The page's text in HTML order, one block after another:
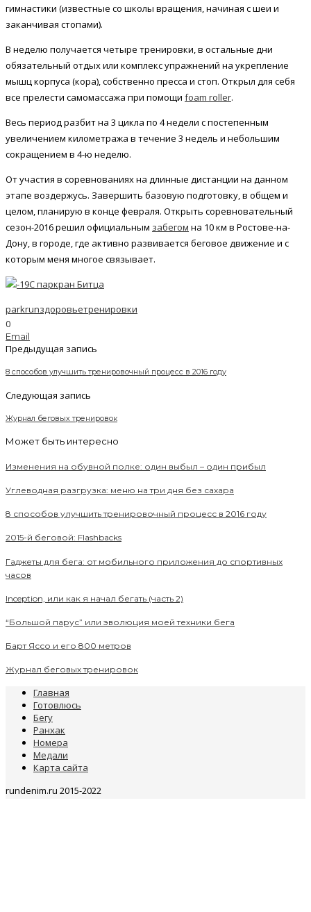
гимнастики (известные со школы вращения, начиная с шеи и
заканчивая стопами).
В неделю получается четыре тренировки, в остальные дни
обязательный отдых или комплекс упражнений на укрепление
мышц корпуса (кора), собственно пресса и стоп. Открыл для себя
все прелести самомассажа при помощи foam roller.
Весь период разбит на 3 цикла по 4 недели с постепенным
увеличением километража в течение 3 недель и небольшим
сокращением в 4-ю неделю.
От участия в соревнованиях на длинные дистанции на данном
этапе воздержусь. Завершить базовую подготовку, в общем и
целом, планирую в конце февраля. Открыть соревновательный
сезон-2016 решил официальным забегом на 10 км в Ростове-на-
Дону, в городе, где активно развивается беговое движение и с
которым меня многое связывает.
parkrunздоровьетренировки
0
Email
Предыдущая запись
8 способов улучшить тренировочный процесс в 2016 году
Следующая запись
Журнал беговых тренировок
Может быть интересно
Изменения на обувной полке: один выбыл – один прибыл
Углеводная разгрузка: меню на три дня без сахара
8 способов улучшить тренировочный процесс в 2016 году
2015-й беговой: Flashbacks
Гаджеты для бега: от мобильного приложения до спортивных
часов
Inception, или как я начал бегать (часть 2)
“Большой парус” или эволюция моей техники бега
Барт Яссо и его 800 метров
Журнал беговых тренировок
Главная
Готовлюсь
Бегу
Ранхак
Номера
Медали
Карта сайта
rundenim.ru 2015-2022